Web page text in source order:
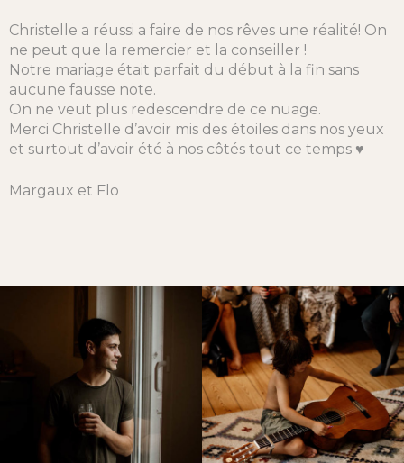
Christelle a réussi a faire de nos rêves une réalité! On
ne peut que la remercier et la conseiller !
Notre mariage était parfait du début à la fin sans
aucune fausse note.
On ne veut plus redescendre de ce nuage.
Merci Christelle d’avoir mis des étoiles dans nos yeux
et surtout d’avoir été à nos côtés tout ce temps ♥️
Margaux et Flo